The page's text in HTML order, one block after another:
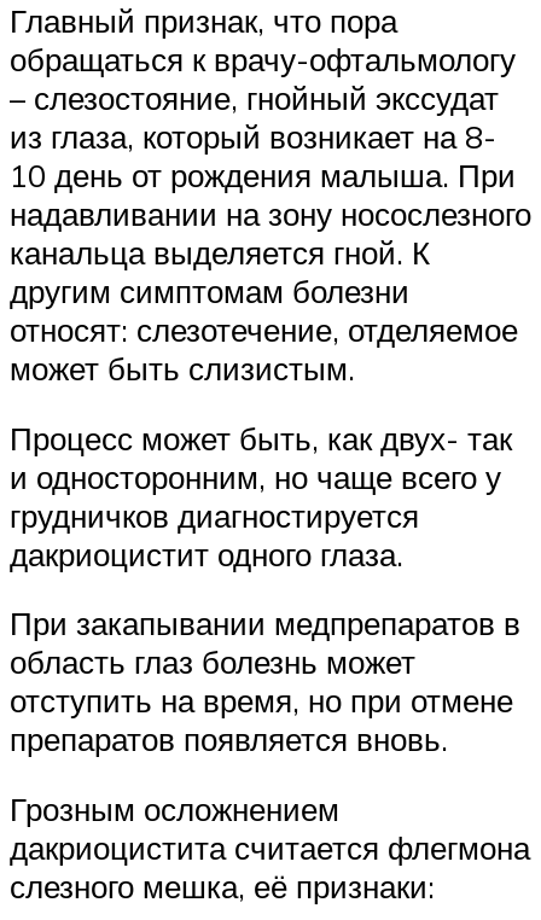
Главный признак, что пора
обращаться к врачу-офтальмологу
– слезостояние, гнойный экссудат
из глаза, который возникает на 8-
10 день от рождения малыша. При
надавливании на зону носослезного
канальца выделяется гной. К
другим симптомам болезни
относят: слезотечение, отделяемое
может быть слизистым.
Процесс может быть, как двух- так
и односторонним, но чаще всего у
грудничков диагностируется
дакриоцистит одного глаза.
При закапывании медпрепаратов в
область глаз болезнь может
отступить на время, но при отмене
препаратов появляется вновь.
Грозным осложнением
дакриоцистита считается флегмона
слезного мешка, её признаки: